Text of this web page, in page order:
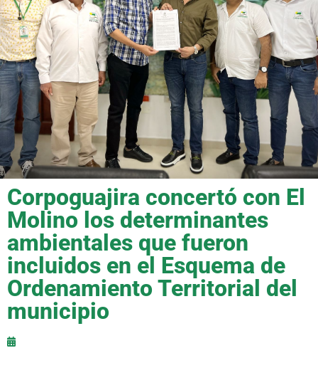
Corpoguajira concertó con El
Molino los determinantes
ambientales que fueron
incluidos en el Esquema de
Ordenamiento Territorial del
municipio